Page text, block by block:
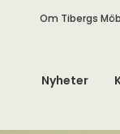
Om Tibergs
Nyheter